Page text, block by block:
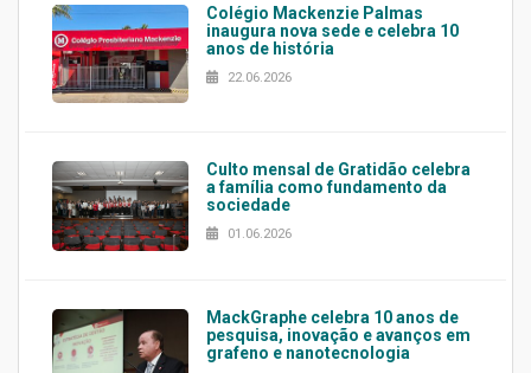
Colégio Mackenzie Palmas
inaugura nova sede e celebra 10
anos de história
22.06.2026
Culto mensal de Gratidão celebra
a família como fundamento da
sociedade
01.06.2026
MackGraphe celebra 10 anos de
pesquisa, inovação e avanços em
grafeno e nanotecnologia